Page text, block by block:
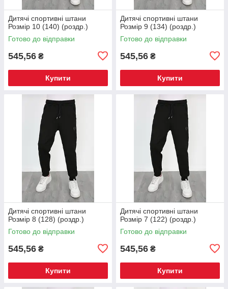
Дитячі спортивні штани
Розмір 10 (140) (роздр.)
Готово до відправки
545,56 ₴
Купити
Дитячі спортивні штани
Розмір 9 (134) (роздр.)
Готово до відправки
545,56 ₴
Купити
Дитячі спортивні штани
Розмір 8 (128) (роздр.)
Готово до відправки
545,56 ₴
Купити
Дитячі спортивні штани
Розмір 7 (122) (роздр.)
Готово до відправки
545,56 ₴
Купити